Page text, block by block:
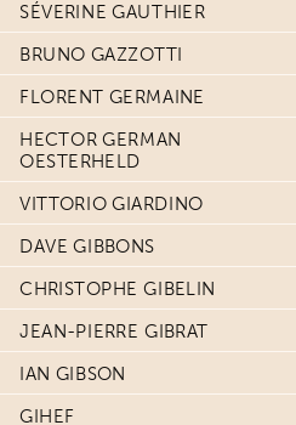
SÉVERINE GAUTHIER
BRUNO GAZZOTTI
FLORENT GERMAINE
HECTOR GERMAN
OESTERHELD
VITTORIO GIARDINO
DAVE GIBBONS
CHRISTOPHE GIBELIN
JEAN-PIERRE GIBRAT
IAN GIBSON
GIHEF